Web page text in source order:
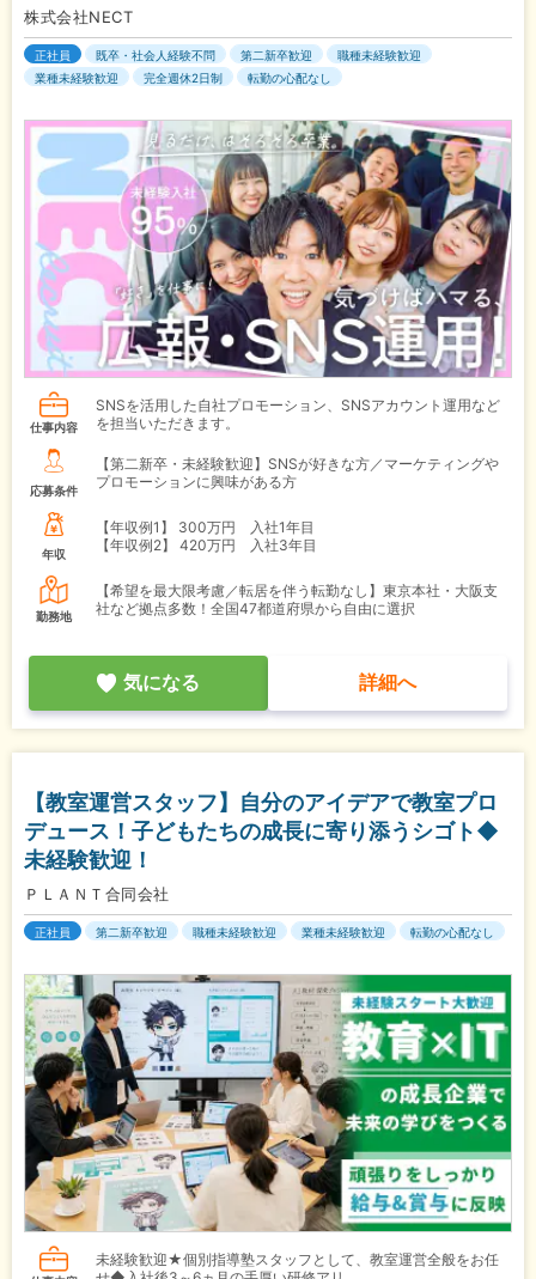
株式会社NECT
正社員 既卒・社会人経験不問 第二新卒歓迎
職種未経験歓迎
業種未経験歓迎
完全週休2日制 転勤の心配なし
仕事内容
SNSを活用した自社プロモーション、SNSアカウント運用など
を担当いただきます。
応募条件
【第二新卒・未経験歓迎】SNSが好きな方／マーケティングや
プロモーションに興味がある方
年収
【年収例1】
300万円 入社1年目
【年収例2】
420万円 入社3年目
勤務地
【希望を最大限考慮／転居を伴う転勤なし】東京本社・大阪支
社など拠点多数！全国47都道府県から自由に選択
気になる 詳細へ
【教室運営スタッフ】自分のアイデアで教室プロ
デュース！子どもたちの成長に寄り添うシゴト◆
未経験歓迎！
ＰＬＡＮＴ合同会社
正社員 第二新卒歓迎 職種未経験歓迎 業種未経験歓迎 転勤の心配なし
未経験歓迎★個別指導塾スタッフとして、教室運営全般をお任